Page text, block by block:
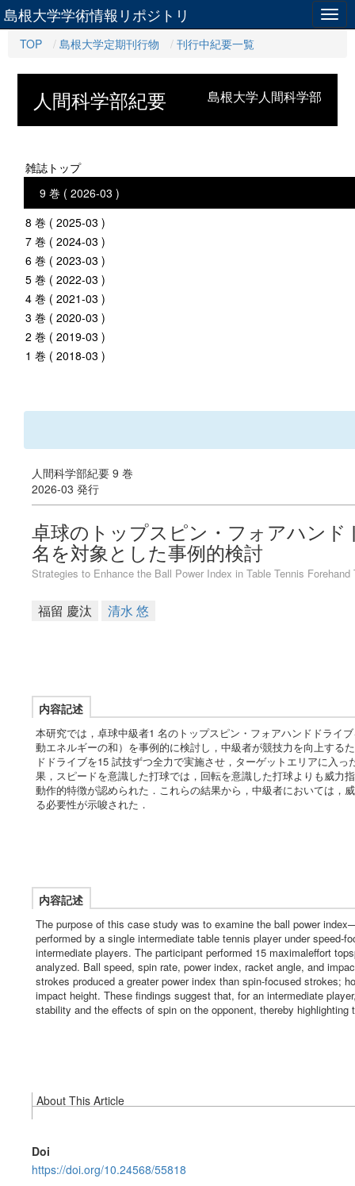
島根大学学術情報リポジトリ
TOP 島根大学定期刊行物 刊行中紀要一覧
島根大学人間科学部
人間科学部紀要
雑誌トップ
9 巻 ( 2026-03 )
8 巻 ( 2025-03 )
7 巻 ( 2024-03 )
6 巻 ( 2023-03 )
5 巻 ( 2022-03 )
4 巻 ( 2021-03 )
3 巻 ( 2020-03 )
2 巻 ( 2019-03 )
1 巻 ( 2018-03 )
人間科学部紀要 9 巻
2026-03 発行
卓球のトップスピン・フォアハン
名を対象とした事例的検討
Strategies to Enhance the Ball Power Index in Table Tennis
福留 慶汰 清水 悠
内容記述
本研究では，卓球中級者1 名のトップスピン・フォアハンドドライ
動エネルギーの和）を事例的に検討し，中級者が競技力を向上する
ドドライブを15 試技ずつ全力で実施させ，ターゲットエリアに入
果，スピードを意識した打球では，回転を意識した打球よりも威力
動作的特徴が認められた．これらの結果から，中級者においては，
る必要性が示唆された．
内容記述
The purpose of this case study was to examine the ball power
performed by a single intermediate table tennis player under
intermediate players. The participant performed 15 maximaleffort
analyzed. Ball speed, spin rate, power index, racket angle, and
strokes produced a greater power index than spin-focused strokes;
impact height. These findings suggest that, for an intermediate
stability and the effects of spin on the opponent, thereby
About This Article
Doi
https://doi.org/10.24568/55818